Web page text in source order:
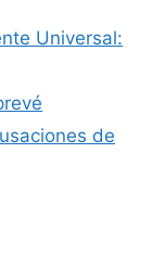
Universal:
de